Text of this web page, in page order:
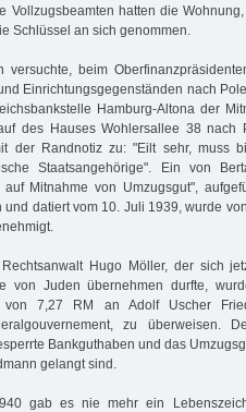
Vollzugsbeamten hatten die
Schlüssel an sich genommen.
versuchte, beim
Einrichtungsgegenständen nach
Hamburg-Altona der
des Hauses Wohlersallee 38 nach
der Randnotiz zu: "Eilt sehr, muss
Staatsangehörige". Ein von
auf Mitnahme von Umzugsgut",
datiert vom 10. Juli 1939, wurde
Hugo Möller, der sich
von Juden übernehmen durfte,
von 7,27 RM an Adolf Uscher
zu überweisen.
Bankguthaben und das
gelangt sind.
gab es nie mehr ein